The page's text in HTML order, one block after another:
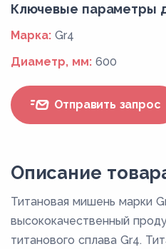
Ключевые параметры
Марка: Gr4
Диаметр, мм: 600
Отправить запрос
Описание
Титановая мишень марки
высококачественный
титанового сплава Gr4.